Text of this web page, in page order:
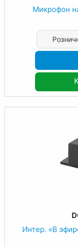
Микрофон
Интер. «В